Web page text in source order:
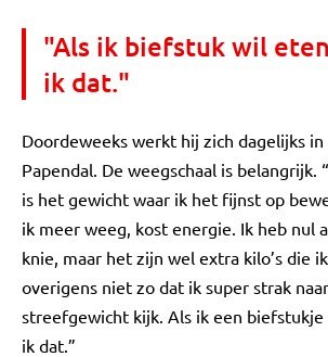
"Als ik biefstuk wil
ik dat."
Doordeweeks werkt hij zich dagelijks
Papendal. De weegschaal is belangrijk.
is het gewicht waar ik het fijnst op
ik meer weeg, kost energie. Ik heb nul
knie, maar het zijn wel extra kilo’s die
overigens niet zo dat ik super strak
streefgewicht kijk. Als ik een biefstukje
ik dat.”